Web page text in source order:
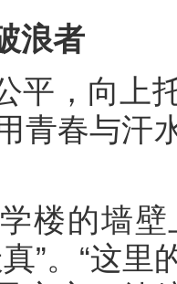
浪者
平，向上
青春与汗
楼的墙
”。“这里